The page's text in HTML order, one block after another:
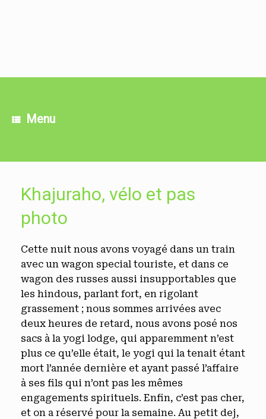
Menu
Khajuraho, vélo et pas
photo
Cette nuit nous avons voyagé dans un train
avec un wagon special touriste, et dans ce
wagon des russes aussi insupportables que
les hindous, parlant fort, en rigolant
grassement ; nous sommes arrivées avec
deux heures de retard, nous avons posé nos
sacs à la yogi lodge, qui apparemment n’est
plus ce qu’elle était, le yogi qui la tenait étant
mort l’année dernière et ayant passé l’affaire
à ses fils qui n’ont pas les mêmes
engagements spirituels. Enfin, c’est pas cher,
et on a réservé pour la semaine. Au petit dej,